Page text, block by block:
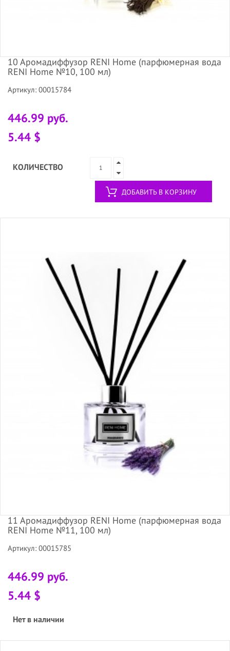
10 Аромадиффузор RENI Home (парфюмерная вода
RENI Home №10, 100 мл)
Артикул: 00015784
446.99 руб.
5.44 $
КОЛИЧЕСТВО
ДОБАВИТЬ В КОРЗИНУ
11 Аромадиффузор RENI Home (парфюмерная вода
RENI Home №11, 100 мл)
Артикул: 00015785
446.99 руб.
5.44 $
Нет в наличии